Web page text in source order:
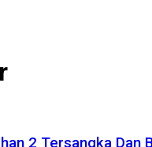
2 Tersangka Dan